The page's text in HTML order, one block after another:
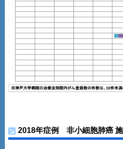
2018年症例 非小細胞肺癌